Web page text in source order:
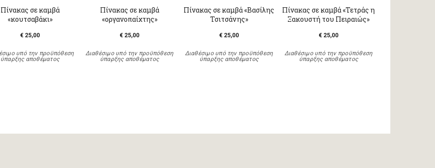
Πίνακας σε καμβά
«κουτσαβάκι»
€ 25,00
υπό την προϋπόθεση
ύπαρξης αποθέματος
Πίνακας σε καμβά
«οργανοπαίχτης»
€ 25,00
Διαθέσιμο υπό την προϋπόθεση
ύπαρξης αποθέματος
Πίνακας σε καμβά «Βασίλης
Τσιτσάνης»
€ 25,00
Διαθέσιμο υπό την προϋπόθεση
ύπαρξης αποθέματος
Πίνακας σε καμβά «Τετράς η
Ξακουστή του Πειραιώς»
€ 25,00
Διαθέσιμο υπό την προϋπόθεση
ύπαρξης αποθέματος